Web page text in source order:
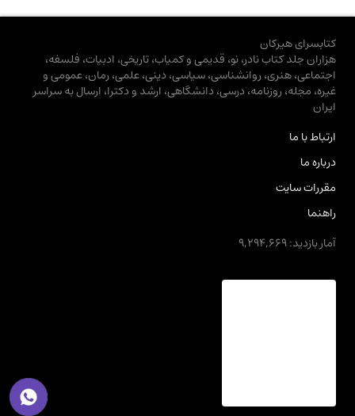
کتابسرای هیرکان
هزاران جلد کتاب نادر، نو، قدیمی و کمیاب، تاریخی، ادبیات، فلسفه،
اجتماعی، هنری، روانشناسی، سیاسی، دینی، علمی، رمان، عمومی و
غیره، مجله، روزنامه، درسی، دانشگاهی، ارشد و دکترا، ارسال به سراسر
ایران
ارتباط با ما
درباره ما
مقررات سایت
راهنما
آمار بازدید: 9,294,669